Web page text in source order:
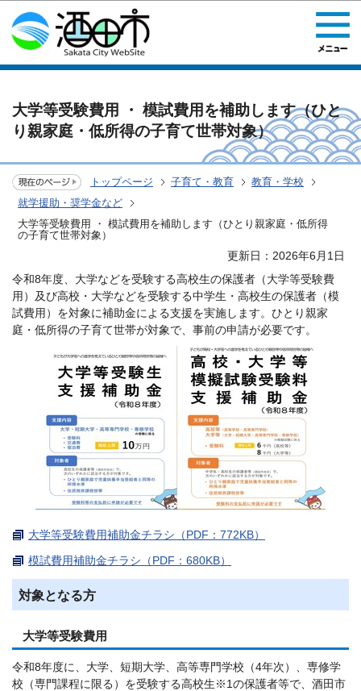
このページの本文へ移動
大学等受験費用 ・ 模試費用を補助します（ひと
り親家庭・低所得の子育て世帯対象）
トップページ 子育て・教育
教育・学校
就学援助・奨学金など
大学等受験費用 ・ 模試費用を補助します（ひとり親家庭・低所得
の子育て世帯対象）
更新日：2026年6月1日
令和8年度、大学などを受験する高校生の保護者（大学等受験費
用）及び高校・大学などを受験する中学生・高校生の保護者（模
試費用）を対象に補助金による支援を実施します。ひとり親家
庭・低所得の子育て世帯が対象で、事前の申請が必要です。
大学等受験費用補助金チラシ（PDF：772KB）
模試費用補助金チラシ（PDF：680KB）
対象となる方
大学等受験費用
令和8年度に、大学、短期大学、高等専門学校（4年次）、専修学
校（専門課程に限る）を受験する高校生※1の保護者等で、酒田市